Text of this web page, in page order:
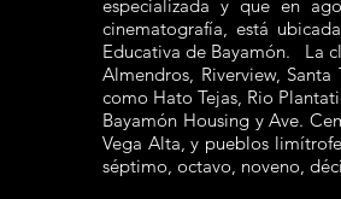
especializada y que en
cinematografía, está
Educativa de Bayamón. La
Almendros, Riverview,
como Hato Tejas, Rio
Bayamón Housing y Ave.
Vega Alta, y pueblos
séptimo, octavo, noveno,